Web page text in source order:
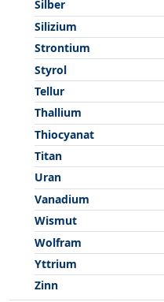
Silber
Silizium
Strontium
Styrol
Tellur
Thallium
Thiocyanat
Titan
Uran
Vanadium
Wismut
Wolfram
Yttrium
Zinn